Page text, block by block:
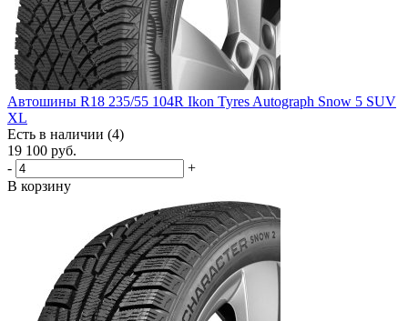
Автошины R18 235/55 104R Ikon Tyres Autograph Snow 5 SUV
XL
Есть в наличии (4)
19 100 руб.
-
+
В корзину